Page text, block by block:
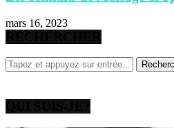
mars 16, 2023